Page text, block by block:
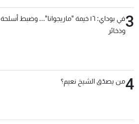
3
في بوداي: ١٦ خيمة "ماريجوانا"... وضبط أسلحة
وذخائر
4من يصدّق الشيخ نعيم؟